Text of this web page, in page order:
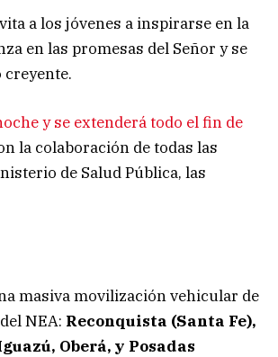
a los jóvenes a inspirarse en la
en las promesas del Señor y se
creyente.
y se extenderá todo el fin de
la colaboración de todas las
de Salud Pública, las
masiva movilización vehicular de
NEA: Reconquista (Santa Fe),
Oberá, y Posadas